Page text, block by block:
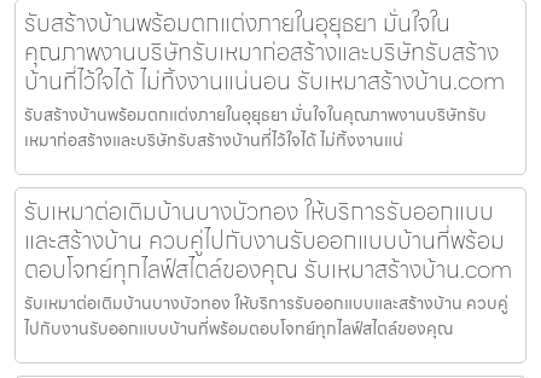
รับสร้างบ้านพร้อมตกแต่งภายในอุยุธยา มั่นใจใน
คุณภาพงานบริษัทรับเหมาก่อสร้างและบริษัทรับสร้าง
บ้านที่ไว้ใจได้ ไม่ทิ้งงานแน่นอน รับเหมาสร้างบ้าน.com
รับสร้างบ้านพร้อมตกแต่งภายในอุยุธยา มั่นใจในคุณภาพงานบริษัทรับ
เหมาก่อสร้างและบริษัทรับสร้างบ้านที่ไว้ใจได้ ไม่ทิ้งงานแน่
รับเหมาต่อเติมบ้านบางบัวทอง ให้บริการรับออกแบบ
และสร้างบ้าน ควบคู่ไปกับงานรับออกแบบบ้านที่พร้อม
ตอบโจทย์ทุกไลฟ์สไตล์ของคุณ รับเหมาสร้างบ้าน.com
รับเหมาต่อเติมบ้านบางบัวทอง ให้บริการรับออกแบบและสร้างบ้าน ควบคู่
ไปกับงานรับออกแบบบ้านที่พร้อมตอบโจทย์ทุกไลฟ์สไตล์ของคุณ